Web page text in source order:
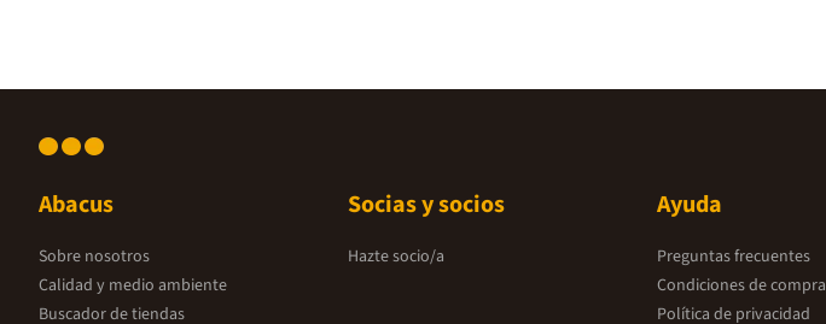
Abacus
Sobre nosotros
Calidad y medio ambiente
Buscador de tiendas
Socias y socios
Hazte socio/a
Ayuda
Preguntas frecuentes
Condiciones de compra
Política de privacidad